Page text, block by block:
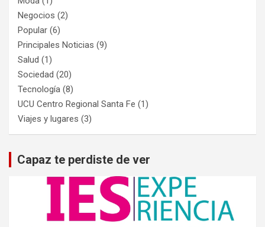
Negocios (2)
Popular (6)
Principales Noticias (9)
Salud (1)
Sociedad (20)
Tecnología (8)
UCU Centro Regional Santa Fe (1)
Viajes y lugares (3)
Capaz te perdiste de ver